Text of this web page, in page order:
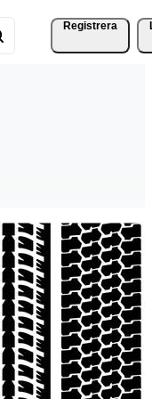
Registrera